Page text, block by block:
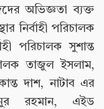
অভিজ্ঞতা ব্যক্ত
নির্বাহী পরিচালক
পরিচালক সুশান্ত
তাজুল ইসলাম,
দাশ, নাটাব এর
রহমান, এইড